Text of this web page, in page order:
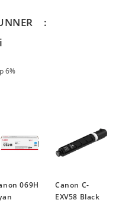
:
6%
069H
Canon C-
EXV58 Black